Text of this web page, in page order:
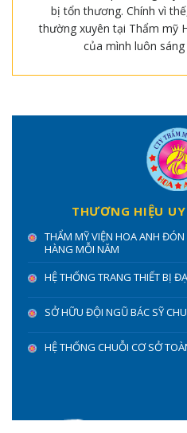
bị tổn thương. Chính vì
thường xuyên tại Thẩm mỹ
của mình luôn
THƯƠNG HIỆU
THẨM MỸ VIỆN HOA ANH
HÀNG MỖI NĂM
HỆ THỐNG TRANG THIẾT BỊ
SỞ HỮU ĐỘI NGŨ BÁC SỸ
HỆ THỐNG CHUỖI CƠ SỞ